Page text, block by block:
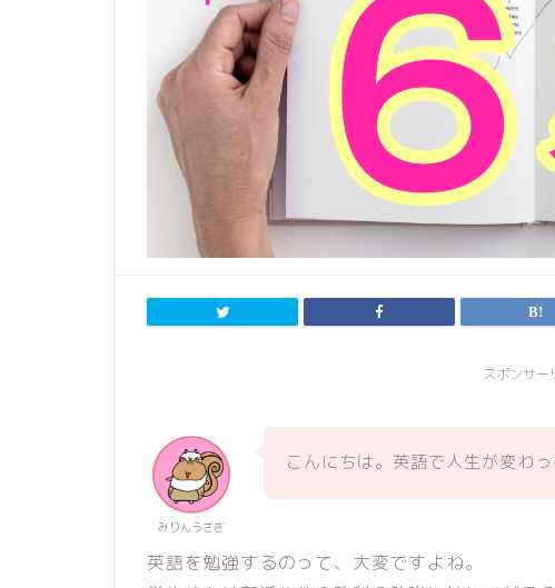
スポンサー
みりんうさぎ
こんにちは。英語で人生が変わっ
英語を勉強するのって、大変ですよね。